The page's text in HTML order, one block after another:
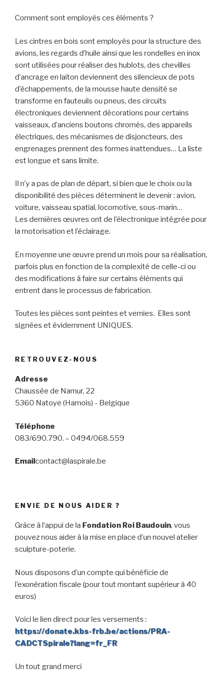
Comment sont employés ces éléments ?
Les cintres en bois sont employés pour la structure des
avions, les regards d’huile ainsi que les rondelles en inox
sont utilisées pour réaliser des hublots, des chevilles
d’ancrage en laiton deviennent des silencieux de pots
d’échappements, de la mousse haute densité se
transforme en fauteuils ou pneus, des circuits
électroniques deviennent décorations pour certains
vaisseaux, d’anciens boutons chromés, des appareils
électriques, des mécanismes de disjoncteurs, des
engrenages prennent des formes inattendues… La liste
est longue et sans limite.
Il n’y a pas de plan de départ, si bien que le choix ou la
disponibilité des pièces déterminent le devenir : avion,
voiture, vaisseau spatial, locomotive, sous-marin…
Les dernières œuvres ont de l’électronique intégrée pour
la motorisation et l’éclairage.
En moyenne une œuvre prend un mois pour sa réalisation,
parfois plus en fonction de la complexité de celle-ci ou
des modifications à faire sur certains éléments qui
entrent dans le processus de fabrication.
Toutes les pièces sont peintes et vernies. Elles sont
signées et évidemment UNIQUES.
RETROUVEZ-NOUS
Adresse
Chaussée de Namur, 22
5360 Natoye (Hamois) - Belgique
Téléphone
083/690.790. – 0494/068.559
Email contact@laspirale.be
ENVIE DE NOUS AIDER ?
Grâce à l’appui de la Fondation Roi Baudouin, vous
pouvez nous aider à la mise en place d’un nouvel atelier
sculpture-poterie.
Nous disposons d’un compte qui bénéficie de
l’exonération fiscale (pour tout montant supérieur à 40
euros)
Voici le lien direct pour les versements :
https://donate.kbs-frb.be/actions/PRA-
CADCTSpirale?lang=fr_FR
Un tout grand merci